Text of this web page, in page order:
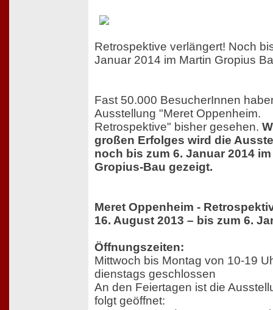
Retrospektive verlängert! Noch
Januar 2014 im Martin Gropius
Fast 50.000 BesucherInnen
Ausstellung "Meret Oppenheim.
Retrospektive" bisher gesehen.
großen Erfolges wird die
noch bis zum 6. Januar 2014
Gropius-Bau gezeigt.
Meret Oppenheim -
16. August 2013 – bis zum 6.
Öffnungszeiten:
Mittwoch bis Montag von 10-19
dienstags geschlossen
An den Feiertagen ist die
folgt geöffnet: